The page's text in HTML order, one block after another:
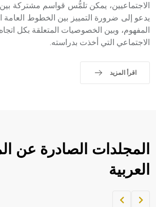
الاجتماعيين، يمكن تلمُّس قواسم مشتركة بين
يدعو إلى ضرورة التمييز بين الخطوط العامة
المفهوم، وبين الخصوصيات المتعلقة بكل
الاجتماعي التي أخذت بدراسته.
اقرأ المزيد
المجلدات الصادرة عن
العربية